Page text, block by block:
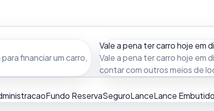
financiar um carro,
Vale a pena ter carro hoje em
Vale a pena ter carro hoje em
contar com outros meios de
Fundo ReservaSeguroLanceLance Embutido